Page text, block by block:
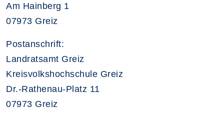
Am Hainberg 1
07973 Greiz
Postanschrift:
Landratsamt Greiz
Kreisvolkshochschule Greiz
Dr.-Rathenau-Platz 11
07973 Greiz